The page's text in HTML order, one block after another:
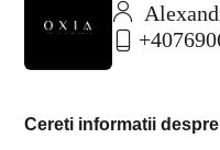
Cereti informatii